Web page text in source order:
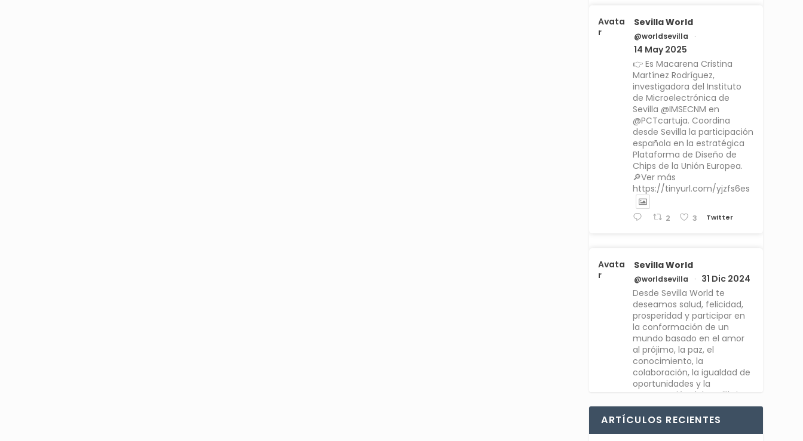
Avata
r
Sevilla World
@worldsevilla ·
14 May 2025
👉 Es Macarena Cristina
Martínez Rodríguez,
investigadora del Instituto
de Microelectrónica de
Sevilla @IMSECNM en
@PCTcartuja. Coordina
desde Sevilla la participación
española en la estratégica
Plataforma de Diseño de
Chips de la Unión Europea.
🔎Ver más
https://tinyurl.com/yjzfs6es
2 3 Twitter
Avata
r
Sevilla World
@worldsevilla ·
31 Dic 2024
Desde Sevilla World te
deseamos salud, felicidad,
prosperidad y participar en
la conformación de un
mundo basado en el amor
al prójimo, la paz, el
conocimiento, la
colaboración, la igualdad de
oportunidades y la
recuperación del equilibrio
entre sociedad y planeta.
#Feliz2025
ARTÍCULOS RECIENTES